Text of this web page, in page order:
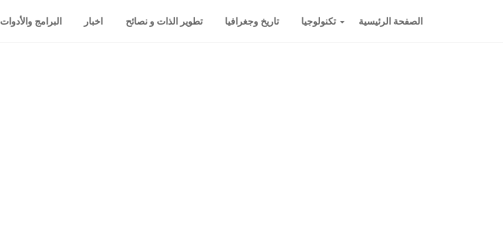
الصفحة الرئيسية تكنولوجيا تاريخ وجغرافيا تطوير الذات و نصائح اخبار البرامج والأدوات